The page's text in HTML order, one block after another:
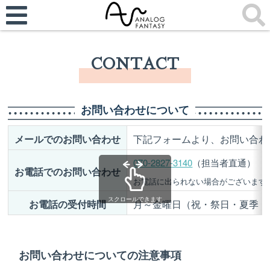
CONTACT
お問い合わせについて
メールでのお問い合わせ 下記フォームより、お問い合
お電話でのお問い合わせ
070-2827-3140 （担当者直通）
お電話に出られない場合がございま
お電話の受付時間 月～金曜日（祝・祭日・夏季
スクロールできます
お問い合わせについての注意事項